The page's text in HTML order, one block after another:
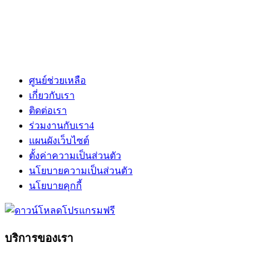
ศูนย์ช่วยเหลือ
เกี่ยวกับเรา
ติดต่อเรา
ร่วมงานกับเรา4
แผนผังเว็บไซต์
ตั้งค่าความเป็นส่วนตัว
นโยบายความเป็นส่วนตัว
นโยบายคุกกี้
บริการของเรา